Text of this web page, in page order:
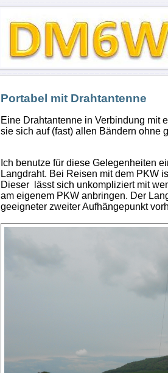
Portabel mit Drahtantenne
Eine Drahtantenne in Verbindung mit
sie sich auf (fast) allen Bändern ohne
Ich benutze für diese Gelegenheiten
Langdraht. Bei Reisen mit dem PKW
Dieser lässt sich unkompliziert mit
am eigenem PKW anbringen. Der
geeigneter zweiter Aufhängepunkt